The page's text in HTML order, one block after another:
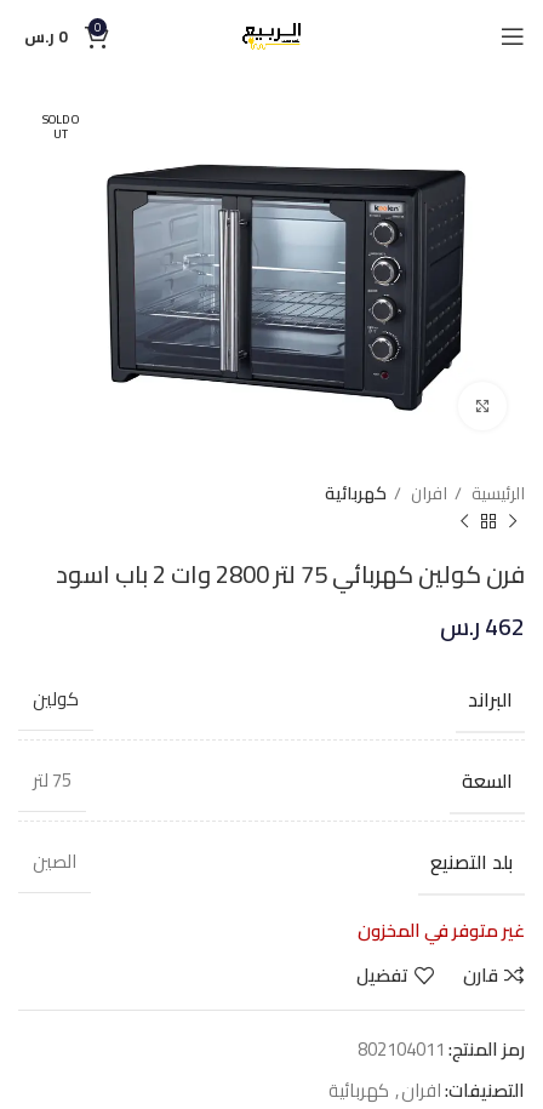
0
0 ر.س
SOLD O
UT
Click to enlarge
الرئيسية افران كهربائية
فرن كولين كهربائي 75 لتر 2800 وات 2 باب اسود
462ر.س
البراند كولين
السعة 75 لتر
بلد التصنيع
الصين
غير متوفر في المخزون
قارن
تفضيل
رمز المنتج:802104011
التصنيفات:افران, كهربائية